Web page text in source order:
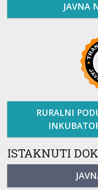
JAVNA
RURALNI
ISTAKNUTI